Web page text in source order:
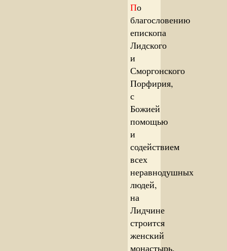
По
благословению
епископа
Лидского
и
Сморгонского
Порфирия,
с
Божией
помощью
и
содействием
всех
неравнодушных
людей,
на
Лидчине
строится
женский
монастырь,